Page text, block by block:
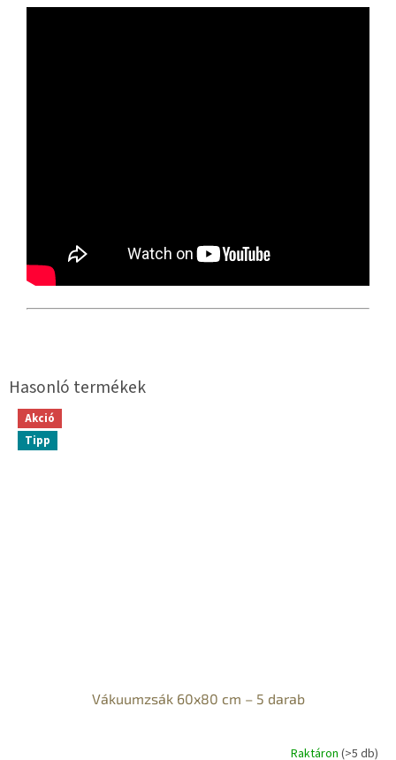
Akció
Tipp
Vákuumzsák 60x80 cm – 5 darab
Raktáron (>5 db)